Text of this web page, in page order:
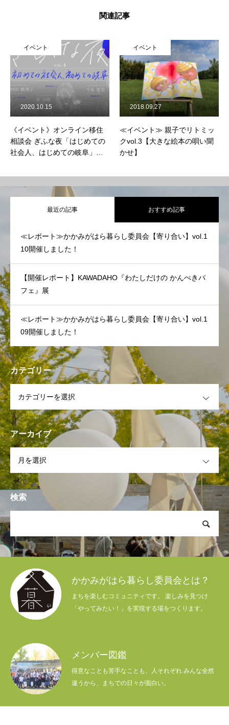
関連記事
イベント
《イベント》オンライン移住
相談会 ぎふな夜「はじめての
社会人、はじめての岐阜」開
2020.10.15
イベント
≪イベント≫ 親子でリトミッ
クvol.3【大きな絵本の唄い聞
かせ】
2018.09.27
最近の記事 おすすめ記事
≪レポート≫かかみがはら暮らし委員会【寄り合い】vol.1
10開催しました！
【開催レポート】KAWADAHO『わたしだけの かんぺきパ
フェ』展
≪レポート≫かかみがはら暮らし委員会【寄り合い】vol.1
09開催しました！
カテゴリー
アーカイブ
検索
かかみがはら暮らし委員会とは？
まちを楽しむコミュニティです。 楽しみを見つけ
「やってみたい！」を実現する場をつくります。
メンバー図鑑
得意なことも苦手なことも、人それぞれ みんな全然
違うから、まちでの日々が面白い。